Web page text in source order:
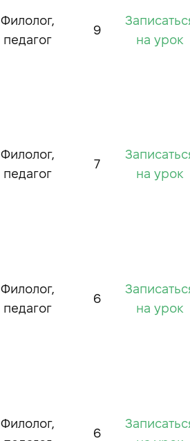
Филолог,
педагог
9
на урок
Филолог,
педагог
7
на урок
Филолог,
педагог
6
на урок
Филолог,
6